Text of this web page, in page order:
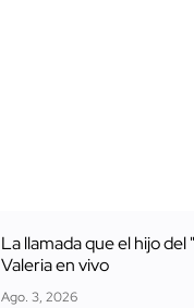
La llamada que el hijo del
Valeria en vivo
Ago. 3, 2026